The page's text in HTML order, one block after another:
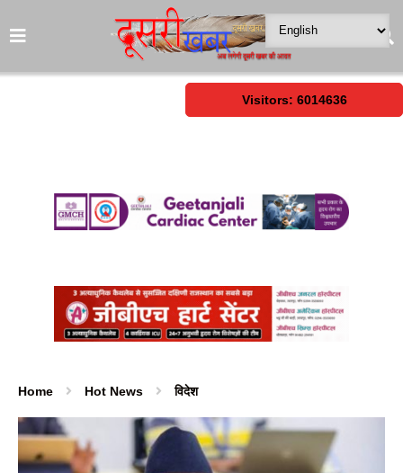
Visitors: 6014636
Home Hot News विदेश